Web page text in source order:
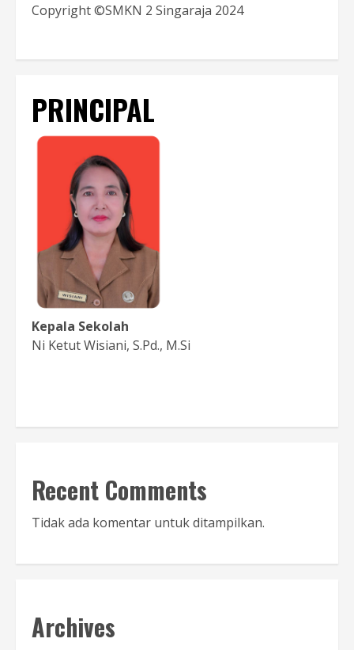
Copyright ©SMKN 2 Singaraja 2024
PRINCIPAL
Kepala Sekolah
Ni Ketut Wisiani, S.Pd., M.Si
Recent Comments
Tidak ada komentar untuk ditampilkan.
Archives